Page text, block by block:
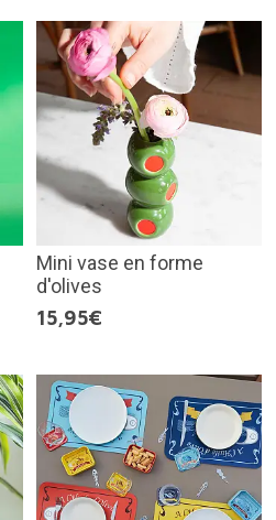
Mini vase en forme
d'olives
15,95€